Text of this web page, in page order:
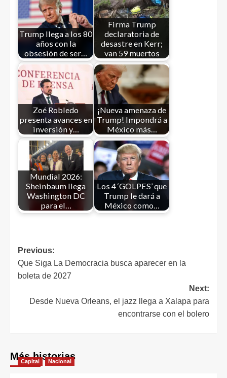
Trump llega a los 80
años con la
obsesión de ser…
Firma Trump
declaratoria de
desastre en Kerr;
van 59 muertos
Zoé Robledo
presenta avances en
inversión y…
¡Nueva amenaza de
Trump! Impondrá a
México más…
Mundial 2026:
Sheinbaum llega
Washington DC
para el…
Los 4 ‘GOLPES’ que
Trump le dará a
México como…
Previous:
Que Siga La Democracia busca aparecer en la
boleta de 2027
Next:
Desde Nueva Orleans, el jazz llega a Xalapa para
encontrarse con el bolero
Más historias
Capital Nacional